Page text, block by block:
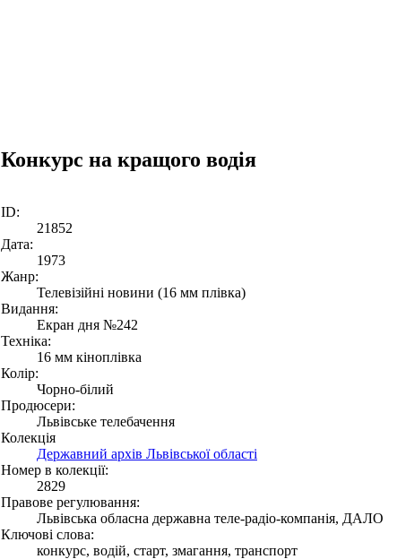
Конкурс на кращого водія
ID:
21852
Дата:
1973
Жанр:
Телевізійні новини (16 мм плівка)
Видання:
Екран дня №242
Техніка:
16 мм кіноплівка
Колір:
Чорно-білий
Продюсери:
Львівське телебачення
Колекція
Державний архів Львівської області
Номер в колекції:
2829
Правове регулювання:
Львівська обласна державна теле-радіо-компанія, ДАЛО
Ключові слова:
конкурс, водій, старт, змагання, транспорт